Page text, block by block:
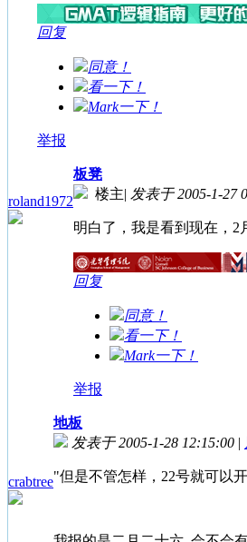
回复
同意！
看一下！
Mark一下！
举报
roland1972
板凳
楼主| 发表于 2005-1-27
明白了，我是看到现在，
回复
同意！
看一下！
Mark一下！
举报
crabtree
地板
发表于 2005-1-28 12:15:00 |
"但是不管怎样，22号就可以